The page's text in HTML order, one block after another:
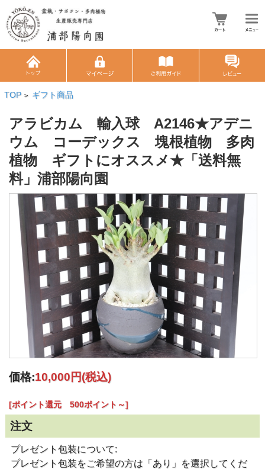
TOP > ギフト商品
アラビカム 輸入球 A2146★アデニ
ウム コーデックス 塊根植物 多肉
植物 ギフトにオススメ★「送料無
料」浦部陽向園
価格:10,000円(税込)
[ポイント還元 500ポイント～]
注文
プレゼント包装について:
プレゼント包装をご希望の方は「あり」を選択してくだ